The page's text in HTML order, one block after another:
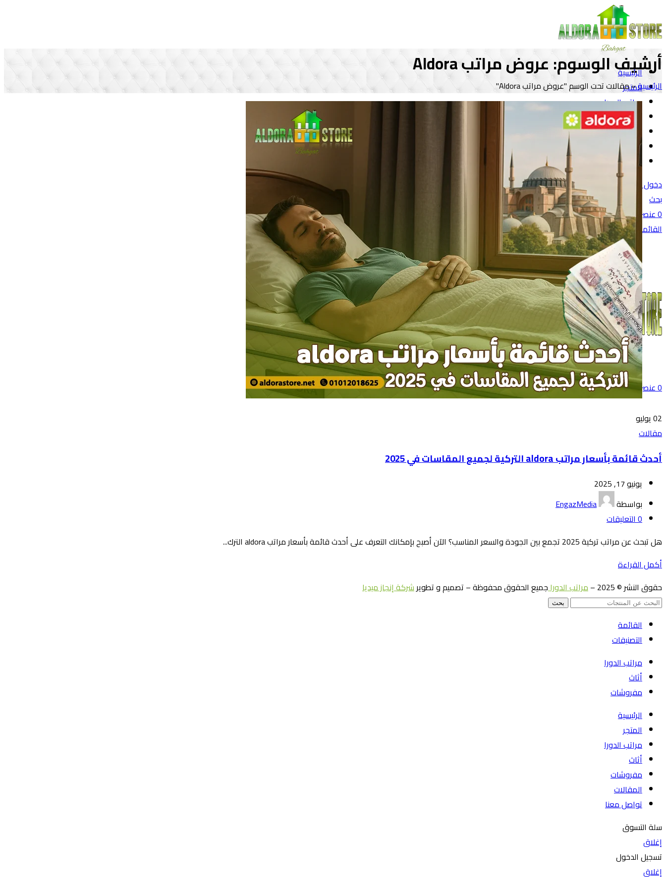
الرئيسية
المتجر
مراتب الدورا
أثاث
مفروشات
المقالات
تواصل معنا
دخول / تسجيل
بحث
0عنصر /
0جنية
القائمة
0عنصر0جنية
أرشيف الوسوم: عروض مراتب Aldora
الرئيسية»مقالات تحت الوسم "عروض مراتب Aldora"
02يوليو
مقالات
أحدث قائمة بأسعار مراتب aldora التركية لجميع المقاسات في 2025
يونيو 17, 2025
بواسطة
EngazMedia
0التعليقات
هل تبحث عن مراتب تركية 2025 تجمع بين الجودة والسعر المناسب؟ الآن أصبح بإمكانك التعرف على أحدث قائمة بأسعار مراتب aldora الترك...
أكمل القراءة
حقوق النشر © 2025 –
مراتب الدوراجميع الحقوق محفوظة – تصميم و تطويرشركة إنجاز ميديا
بحث
القائمة
التصنيفات
مراتب الدورا
أثاث
مفروشات
الرئيسية
المتجر
مراتب الدورا
أثاث
مفروشات
المقالات
تواصل معنا
سلة التسوق
إغلاق
تسجيل الدخول
إغلاق